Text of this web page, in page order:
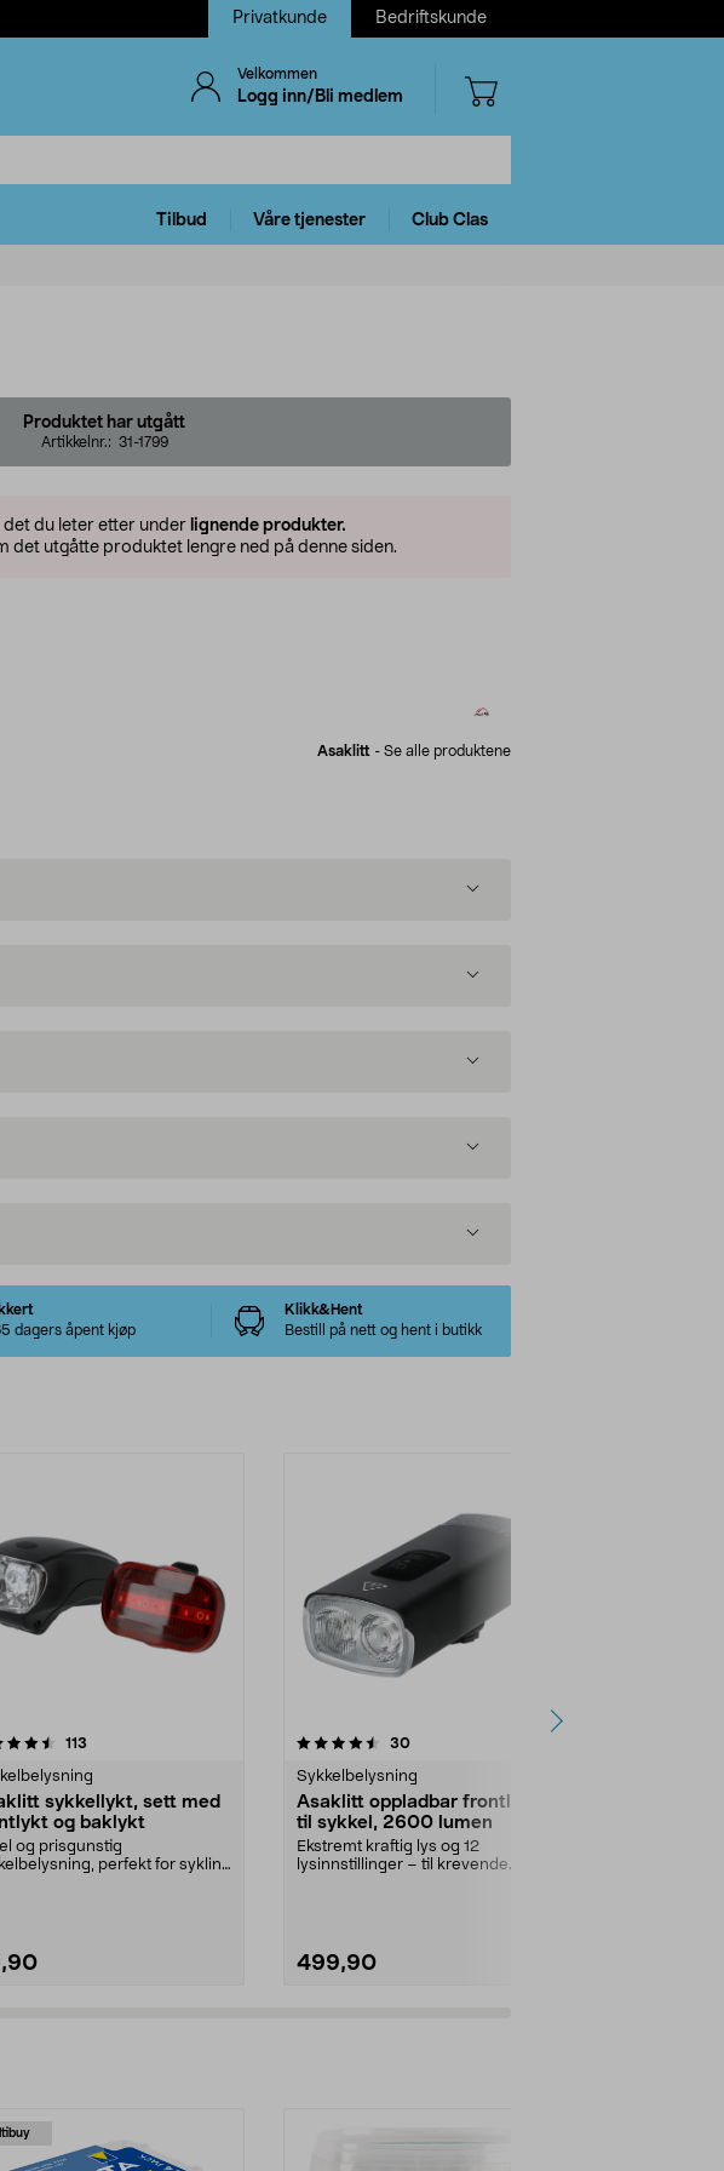
Privatkunde Bedriftskunde
Velkommen
Logg inn/Bli medlem
Tilbud Våre tjenester Club Clas
Produktet har utgått
Artikkelnr.: 31-1799
det du leter etter under lignende produkter.
det utgåtte produktet lengre ned på denne siden.
Asaklitt - Se alle produktene
dagers åpent kjøp
Klikk&Hent
Bestill på nett og hent i butikk
113
sykkellykt, sett med
og baklykt
og prisgunstig
perfekt for sykling
4.5 av 5 stjerner 30anmeldelser
Sykkelbelysning
Asaklitt oppladbar frontlykt
til sykkel, 2600 lumen
Ekstremt kraftig lys og 12
lysinnstillinger – til krevende
499,90
4.5 av 5 stjerner